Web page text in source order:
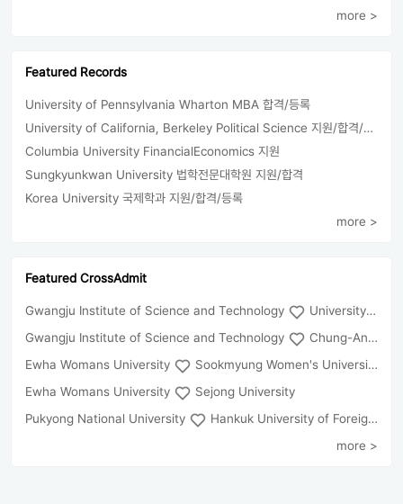
more >
Featured Records
University of Pennsylvania Wharton MBA 합격/등록
University of California, Berkeley Political Science 지원/합격/등록
Columbia University FinancialEconomics 지원
Sungkyunkwan University 법학전문대학원 지원/합격
Korea University 국제학과 지원/합격/등록
more >
Featured CrossAdmit
Gwangju Institute of Science and Technology
University of Seoul
Gwangju Institute of Science and Technology
Chung-Ang University
Ewha Womans University
Sookmyung Women's University
Ewha Womans University
Sejong University
Pukyong National University
Hankuk University of Foreign Studies(Global Campus
more >